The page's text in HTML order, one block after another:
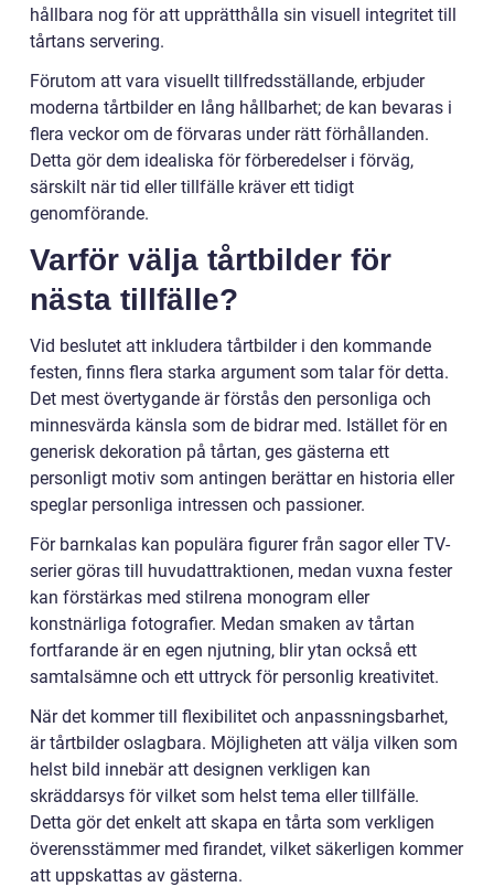
hållbara nog för att upprätthålla sin visuell integritet till
tårtans servering.
Förutom att vara visuellt tillfredsställande, erbjuder
moderna tårtbilder en lång hållbarhet; de kan bevaras i
flera veckor om de förvaras under rätt förhållanden.
Detta gör dem idealiska för förberedelser i förväg,
särskilt när tid eller tillfälle kräver ett tidigt
genomförande.
Varför välja tårtbilder för
nästa tillfälle?
Vid beslutet att inkludera tårtbilder i den kommande
festen, finns flera starka argument som talar för detta.
Det mest övertygande är förstås den personliga och
minnesvärda känsla som de bidrar med. Istället för en
generisk dekoration på tårtan, ges gästerna ett
personligt motiv som antingen berättar en historia eller
speglar personliga intressen och passioner.
För barnkalas kan populära figurer från sagor eller TV-
serier göras till huvudattraktionen, medan vuxna fester
kan förstärkas med stilrena monogram eller
konstnärliga fotografier. Medan smaken av tårtan
fortfarande är en egen njutning, blir ytan också ett
samtalsämne och ett uttryck för personlig kreativitet.
När det kommer till flexibilitet och anpassningsbarhet,
är tårtbilder oslagbara. Möjligheten att välja vilken som
helst bild innebär att designen verkligen kan
skräddarsys för vilket som helst tema eller tillfälle.
Detta gör det enkelt att skapa en tårta som verkligen
överensstämmer med firandet, vilket säkerligen kommer
att uppskattas av gästerna.